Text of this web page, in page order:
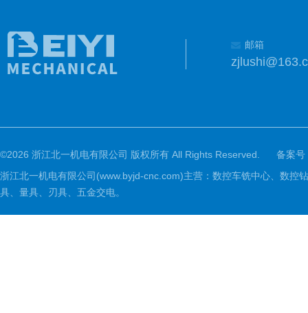
邮箱
©2026 浙江北一机电有限公司 版权所有 All Rights Reserved.
备案号
浙江北一机电有限公司(www.byjd-cnc.com)主营：数控车铣中心、数控
具、量具、刃具、五金交电。